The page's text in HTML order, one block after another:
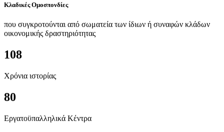
Κλαδικές Ομοσπονδίες
που συγκροτούνται από σωματεία των ίδιων ή συναφών κλάδων
οικονομικής δραστηριότητας
108
Χρόνια ιστορίας
80
Εργατοϋπαλληλικά Κέντρα